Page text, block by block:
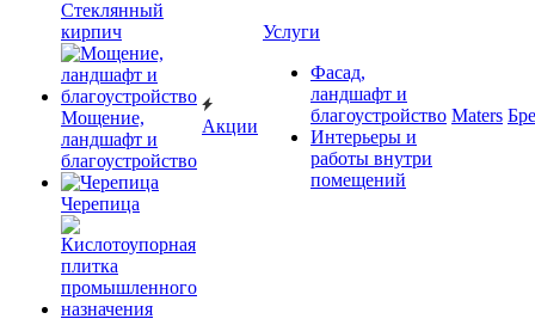
Cтеклянный
кирпич
Мощение,
ландшафт и
благоустройство
Черепица
Акции
Услуги
Фасад,
ландшафт и
благоустройство
Интерьеры и
работы внутри
помещений
Maters